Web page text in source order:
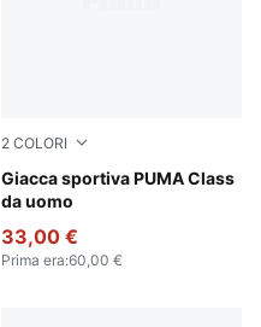
2 COLORI
Giacca sportiva PUMA Class
da uomo
New Navy
33,00 €
Prima era:60,00 €